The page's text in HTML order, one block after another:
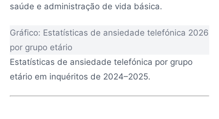
saúde e administração de vida básica.
Gráfico: Estatísticas de ansiedade telefónica 2026
por grupo etário
Estatísticas de ansiedade telefónica por grupo
etário em inquéritos de 2024–2025.